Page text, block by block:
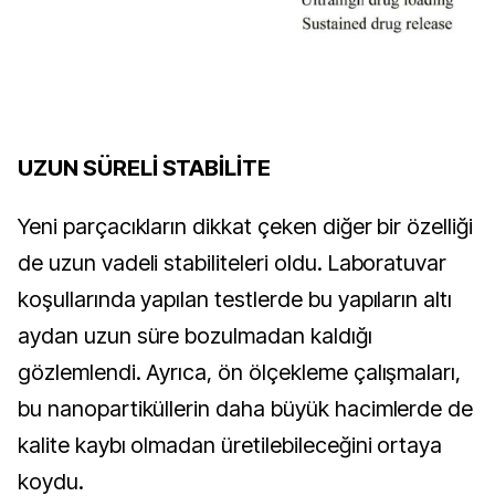
UZUN SÜRELİ STABİLİTE
Yeni parçacıkların dikkat çeken diğer bir özelliği
de uzun vadeli stabiliteleri oldu. Laboratuvar
koşullarında yapılan testlerde bu yapıların altı
aydan uzun süre bozulmadan kaldığı
gözlemlendi. Ayrıca, ön ölçekleme çalışmaları,
bu nanopartiküllerin daha büyük hacimlerde de
kalite kaybı olmadan üretilebileceğini ortaya
koydu.